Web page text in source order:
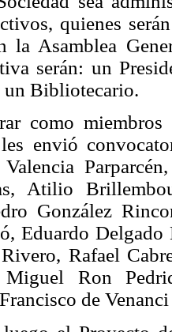
quienes
la Asamblea
serán: un
un Bibliotecario.
como
envió
Valencia
Atilio
González
Eduardo
Rafael
Miguel Ron
de